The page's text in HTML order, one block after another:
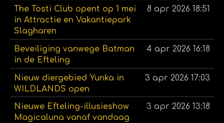
The Tosti Club opent op 1 mei
in Attractie en Vakantiepark
Slagharen
8 apr 2026 18:51
Beveiliging vanwege Batman
in de Efteling
4 apr 2026 16:18
Nieuw diergebied Yunka in
WILDLANDS open
3 apr 2026 17:03
Nieuwe Efteling-illusieshow
Magicaluna vanaf vandaag
3 apr 2026 13:18